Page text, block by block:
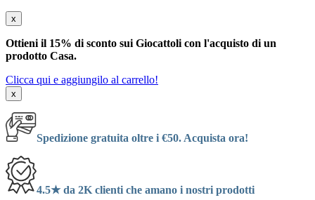
x
Ottieni il 15% di sconto sui Giocattoli con l'acquisto di un
prodotto Casa.
Clicca qui e aggiungilo al carrello!
x
Spedizione gratuita oltre i €50. Acquista ora!
4.5★ da 2K clienti che amano i nostri prodotti